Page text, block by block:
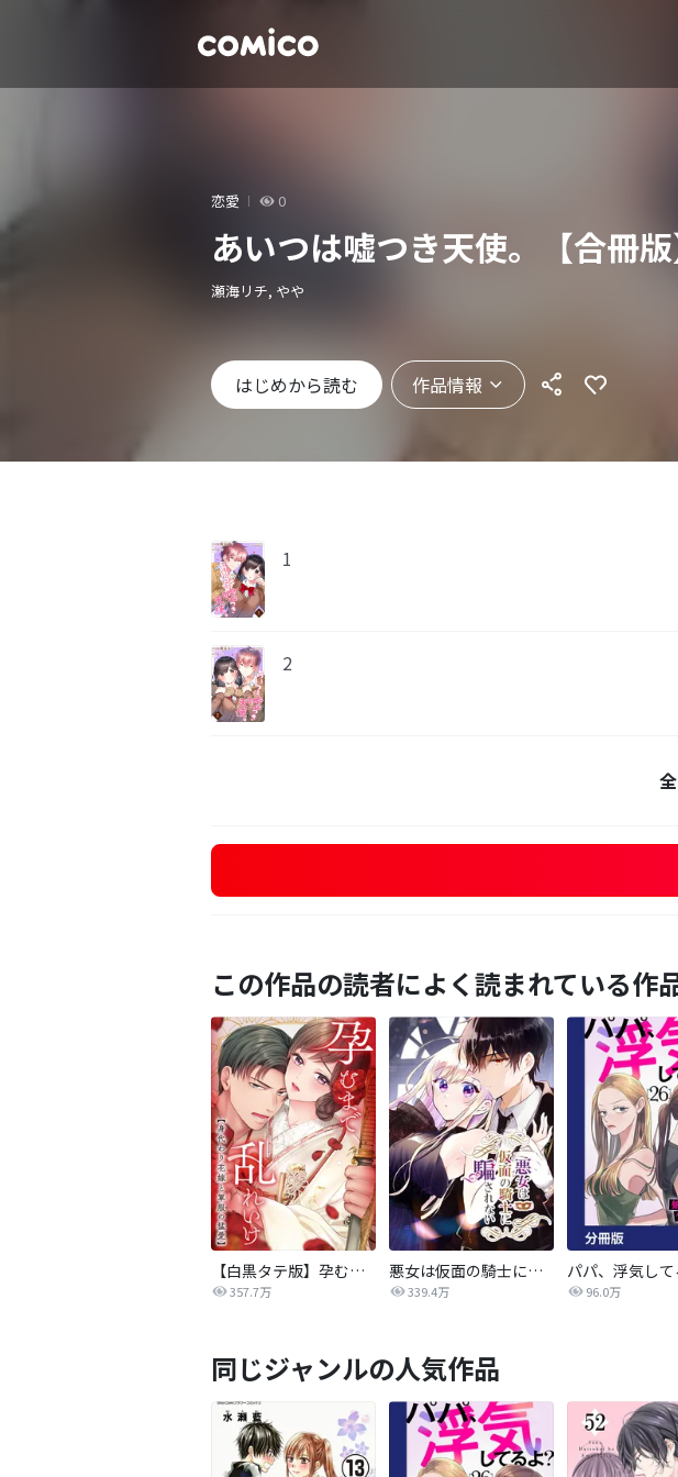
恋愛 0
あいつは嘘つき天使。【合冊版
瀬海リチ, やや
はじめから読む 作品情報
1
2
この作品の読者によく読まれている作
【白黒タテ版】孕むまで乱れいけ～身代わり花嫁と軍服の猛愛
357.7万
悪女は仮面の騎士に騙されない
339.4万 96.0万
同じジャンルの人気作品